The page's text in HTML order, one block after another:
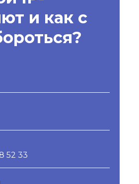
и как с